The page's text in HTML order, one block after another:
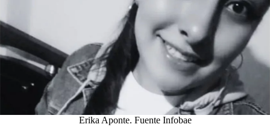
Erika Aponte. Fuente Infobae